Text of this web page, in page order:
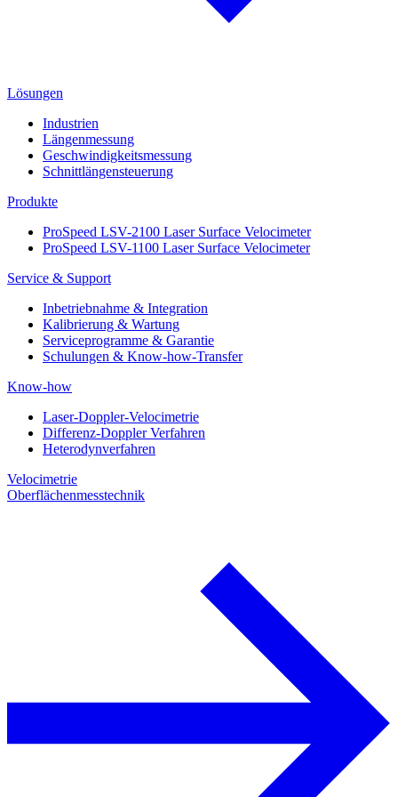
Lösungen
Industrien
Längenmessung
Geschwindigkeitsmessung
Schnittlängensteuerung
Produkte
ProSpeed LSV-2100 Laser Surface Velocimeter
ProSpeed LSV-1100 Laser Surface Velocimeter
Service & Support
Inbetriebnahme & Integration
Kalibrierung & Wartung
Serviceprogramme & Garantie
Schulungen & Know-how-Transfer
Know-how
Laser-Doppler-Velocimetrie
Differenz-Doppler Verfahren
Heterodynverfahren
Velocimetrie
Oberflächenmesstechnik